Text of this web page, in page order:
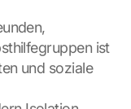
ist
und soziale